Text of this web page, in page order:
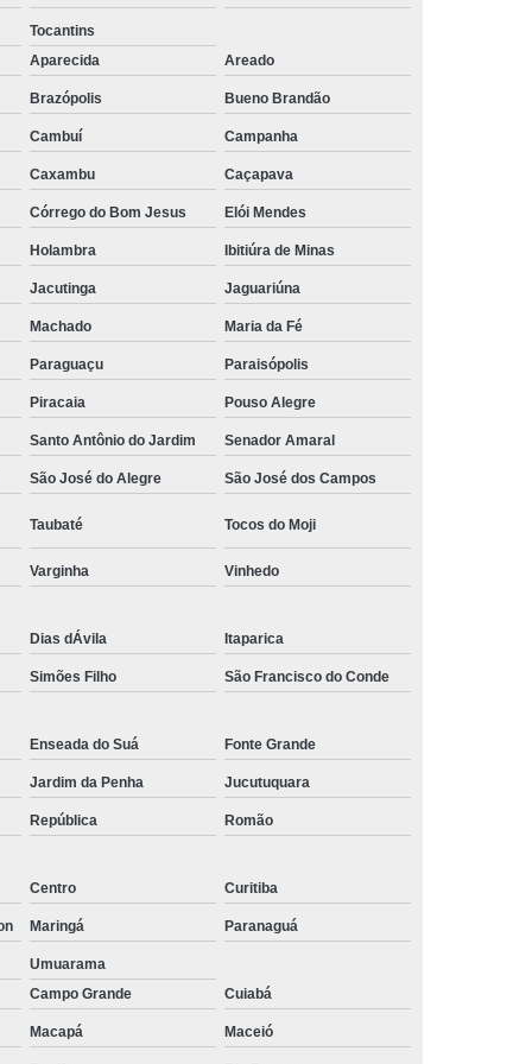
Rastreador Gps para Caminhão
para Caminhão Via Satélite
Rastreador Via Satélite para Caminhão
Sistema de Rastreamento de Caminhões
Especializada em Rastreador de Carro
Carro
Rastreador de Carro Belo Horizonte
Rastreador Veicular para Frota
para Carros
Rastreador de Carros
em Carro
Rastreador Gps Carro
no Carro
Rastreador para Carro
Rastreador para Colocar no Carro
Rastreamento de Carros
Rastreamento de Carros e Caminhões
Rastreamento de Carros Via Satélite
Gestão de Frotas Rastreamento
Caminhões
Rastreamento de Frota Veicular
Rastreamento de Frotas
Rastreamento de Frotas com Tecnologia Gps
Rastreamento e Gestão de Frotas
Frotas
Rastreamento Frota Gps
Empresa de Rastreamento de Carros
Tocantins
Aparecida Areado
Brazópolis Bueno Brandão
Cambuí Campanha
Caxambu Caçapava
Córrego do Bom Jesus Elói Mendes
Holambra Ibitiúra de Minas
Jacutinga Jaguariúna
Machado Maria da Fé
Paraguaçu Paraisópolis
Piracaia Pouso Alegre
Santo Antônio do Jardim Senador Amaral
São José do Alegre São José dos Campos
Taubaté Tocos do Moji
Varginha Vinhedo
Dias dÁvila Itaparica
Simões Filho São Francisco do Conde
Enseada do Suá Fonte Grande
Jardim da Penha Jucutuquara
República Romão
Centro Curitiba
Maringá Paranaguá
Umuarama
Campo Grande Cuiabá
Macapá Maceió